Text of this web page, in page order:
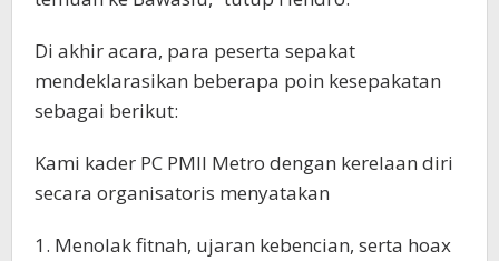
Di akhir acara, para peserta sepakat
mendeklarasikan beberapa poin kesepakatan
sebagai berikut:
Kami kader PC PMII Metro dengan kerelaan diri
secara organisatoris menyatakan
1. Menolak fitnah, ujaran kebencian, serta hoax